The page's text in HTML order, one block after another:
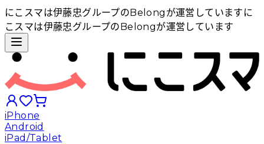
にこスマは伊藤忠グループのBelongが運営しています に
こスマは伊藤忠グループのBelongが運営しています
iPhone
Android
iPad/Tablet